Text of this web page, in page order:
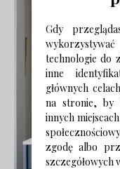
Gdy
technologie do
inne
głównych
na stronie, by
innych
zgodę albo
szczegółowych